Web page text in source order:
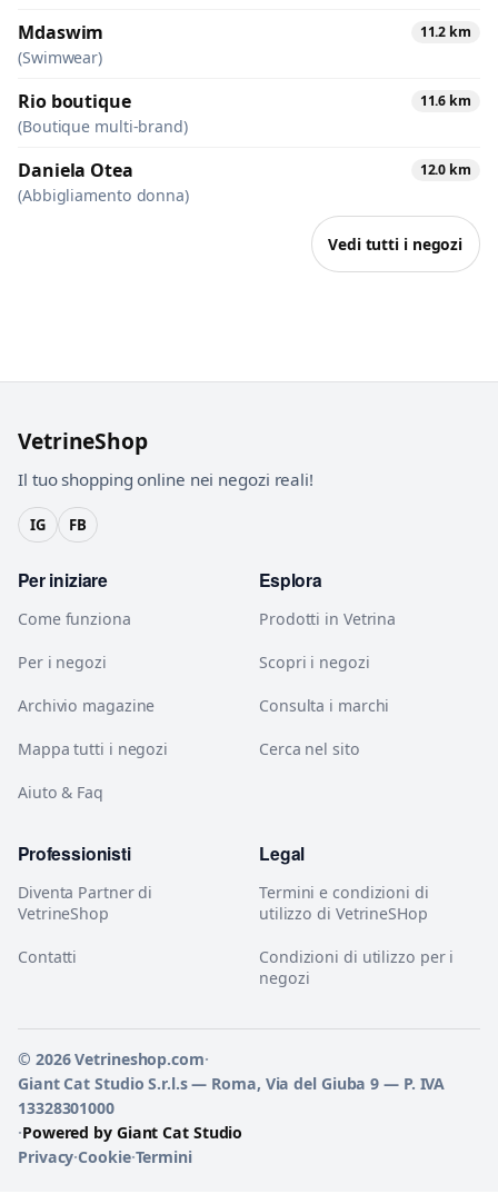
Mdaswim 11.2 km
(Swimwear)
Rio boutique 11.6 km
(Boutique multi-brand)
Daniela Otea 12.0 km
(Abbigliamento donna)
Vedi tutti i negozi
VetrineShop
Il tuo shopping online nei negozi reali!
IG FB
Per iniziare
Come funziona
Per i negozi
Archivio magazine
Mappa tutti i negozi
Aiuto & Faq
Esplora
Prodotti in Vetrina
Scopri i negozi
Consulta i marchi
Cerca nel sito
Professionisti
Diventa Partner di
VetrineShop
Contatti
Legal
Termini e condizioni di
utilizzo di VetrineSHop
Condizioni di utilizzo per i
negozi
© 2026 Vetrineshop.com·
Giant Cat Studio S.r.l.s — Roma, Via del Giuba 9 — P. IVA
13328301000
·Powered by Giant Cat Studio
Privacy·Cookie·Termini